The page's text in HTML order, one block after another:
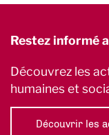
Restez informé
Découvrez les
humaines et
Découvrir les